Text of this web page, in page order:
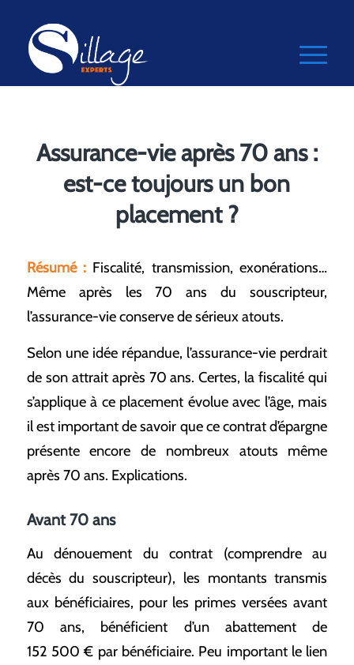
Assurance-vie après 70 ans :
est-ce toujours un bon
placement ?
Résumé : Fiscalité, transmission, exonérations…
Même après les 70 ans du souscripteur,
l’assurance-vie conserve de sérieux atouts.
Selon une idée répandue, l’assurance-vie perdrait
de son attrait après 70 ans. Certes, la fiscalité qui
s’applique à ce placement évolue avec l’âge, mais
il est important de savoir que ce contrat d’épargne
présente encore de nombreux atouts même
après 70 ans. Explications.
Avant 70 ans
Au dénouement du contrat (comprendre au
décès du souscripteur), les montants transmis
aux bénéficiaires, pour les primes versées avant
70 ans, bénéficient d’un abattement de
152 500 € par bénéficiaire. Peu important le lien